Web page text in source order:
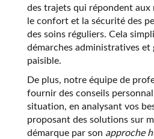
des trajets qui répondent aux
le confort et la sécurité des
des soins réguliers. Cela
démarches administratives
paisible.
De plus, notre équipe de
fournir des conseils
situation, en analysant vos
proposant des solutions sur
démarque par son approche